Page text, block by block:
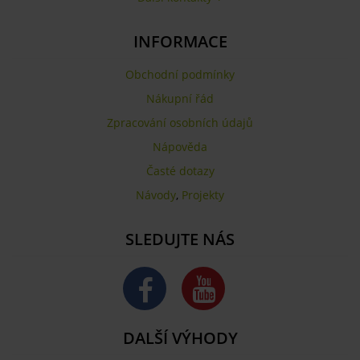
INFORMACE
Obchodní podmínky
Nákupní řád
Zpracování osobních údajů
Nápověda
Časté dotazy
Návody, Projekty
SLEDUJTE NÁS
DALŠÍ VÝHODY